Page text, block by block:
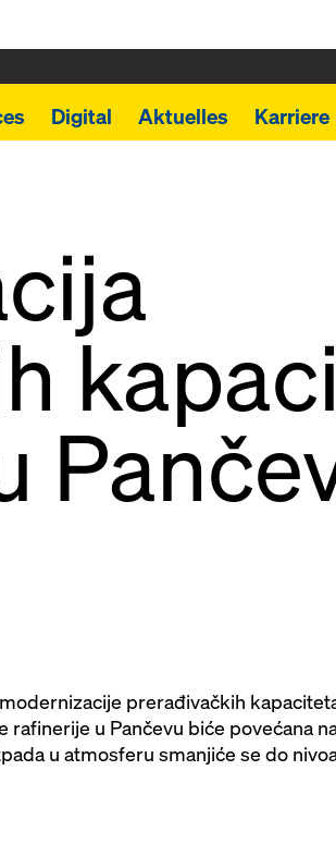
Digital Aktuelles Karriere
prerađivačkih
u Pančevu biće povećana
u atmosferu smanjiće se do